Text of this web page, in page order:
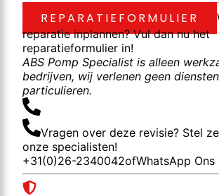
REPARATIEFORMULIER
reparatie inplannen? Vul dan nu het
reparatieformulier in!
ABS Pomp Specialist is alleen
bedrijven, wij verlenen geen
particulieren.
Vragen over deze revisie? Stel
onze specialisten!
+31(0)26-2340042ofWhatsApp Ons